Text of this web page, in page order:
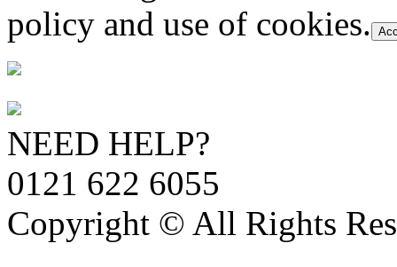
policy and use of cookies.
NEED HELP?
0121 622 6055
Copyright © All Rights